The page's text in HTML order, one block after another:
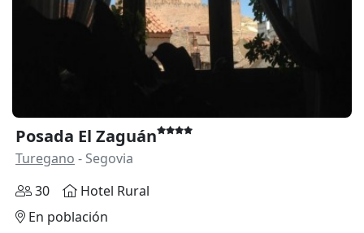
Posada El Zaguán
Turegano - Segovia
30
Hotel Rural
En población